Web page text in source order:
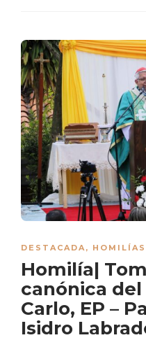
DESTACADA , HOMILÍAS
Homilía|
canónica
Carlo, EP –
Isidro